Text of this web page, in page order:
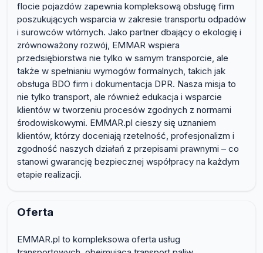
flocie pojazdów zapewnia kompleksową obsługę firm
poszukujących wsparcia w zakresie transportu odpadów
i surowców wtórnych. Jako partner dbający o ekologię i
zrównoważony rozwój, EMMAR wspiera
przedsiębiorstwa nie tylko w samym transporcie, ale
także w spełnianiu wymogów formalnych, takich jak
obsługa BDO firm i dokumentacja DPR. Nasza misja to
nie tylko transport, ale również edukacja i wsparcie
klientów w tworzeniu procesów zgodnych z normami
środowiskowymi. EMMAR.pl cieszy się uznaniem
klientów, którzy doceniają rzetelność, profesjonalizm i
zgodność naszych działań z przepisami prawnymi – co
stanowi gwarancję bezpiecznej współpracy na każdym
etapie realizacji.
Oferta
EMMAR.pl to kompleksowa oferta usług